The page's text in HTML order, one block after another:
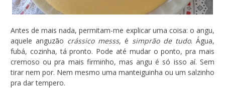
Antes de mais nada, permitam-me explicar uma coisa: o angu,
aquele anguzão crássico messs, é simprão de tudo. Água,
fubá, cozinha, tá pronto. Pode até mudar o ponto, pra mais
cremoso ou pra mais firminho, mas angu é só isso aí. Sem
tirar nem por. Nem mesmo uma manteiguinha ou um salzinho
pra dar tempero.